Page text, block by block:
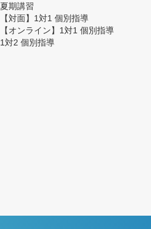
夏期講習
【対面】1対1 個別指導
【オンライン】1対1 個別指導
1対2 個別指導